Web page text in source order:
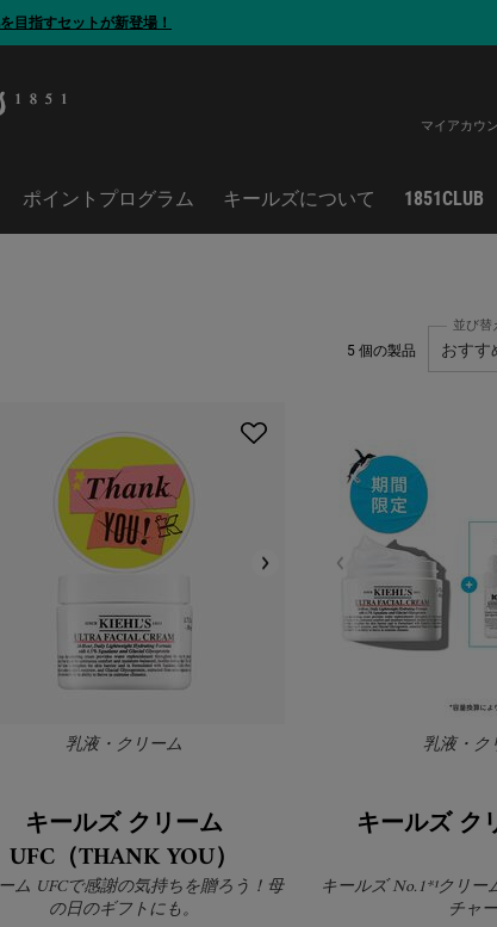
目指すセットが新登場！
マイアカウ
ポイントプログラム キールズについて 1851CLUB
5 個の製品
並び替
乳液・クリーム
キールズ クリーム
UFC（THANK YOU）
ム UFCで感謝の気持ちを贈ろう！母
の日のギフトにも。
乳液・ク
キールズ ク
キールズ No.1*¹クリ
チャ